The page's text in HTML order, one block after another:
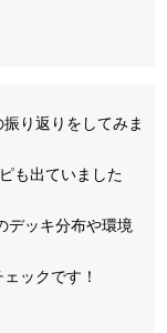
り返りをしてみま
も出ていました
デッキ分布や環境
ックです！